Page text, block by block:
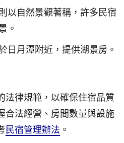
以自然景觀著稱，許多民宿
。
日月潭附近，提供湖景房。
法律規範，以確保住宿品質
合法經營、房間數量與設施
民宿管理辦法 。